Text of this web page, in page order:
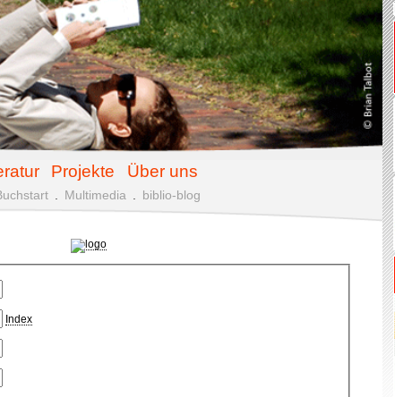
Projekte Über uns
Multimedia biblio-blog
Index